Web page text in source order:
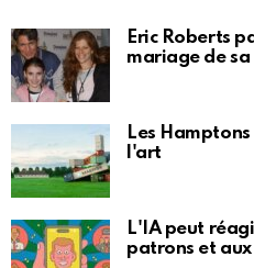
Eric Roberts
mariage de
Les
l'art
L'IA peut
patrons et